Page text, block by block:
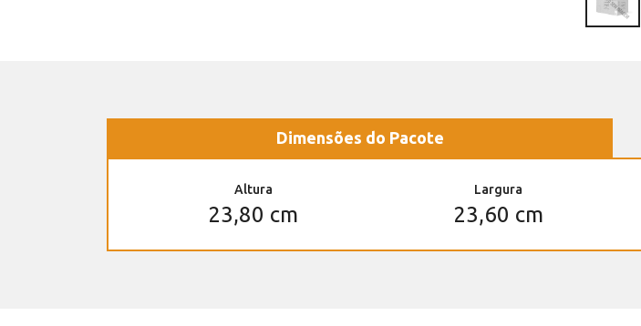
Dimensões do Pacote
Altura
23,80 cm
Largura
23,60 cm